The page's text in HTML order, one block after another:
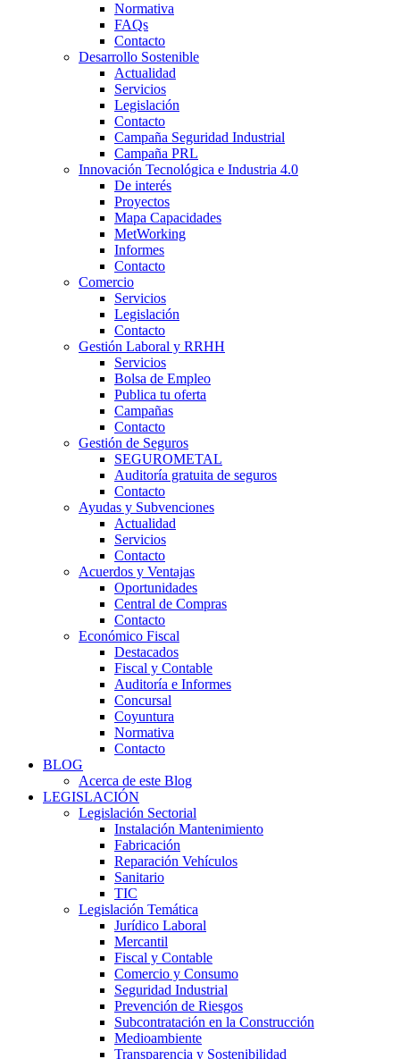
Normativa
FAQs
Contacto
Desarrollo Sostenible
Actualidad
Servicios
Legislación
Contacto
Campaña Seguridad Industrial
Campaña PRL
Innovación Tecnológica e Industria 4.0
De interés
Proyectos
Mapa Capacidades
MetWorking
Informes
Contacto
Comercio
Servicios
Legislación
Contacto
Gestión Laboral y RRHH
Servicios
Bolsa de Empleo
Publica tu oferta
Campañas
Contacto
Gestión de Seguros
SEGUROMETAL
Auditoría gratuita de seguros
Contacto
Ayudas y Subvenciones
Actualidad
Servicios
Contacto
Acuerdos y Ventajas
Oportunidades
Central de Compras
Contacto
Económico Fiscal
Destacados
Fiscal y Contable
Auditoría e Informes
Concursal
Coyuntura
Normativa
Contacto
BLOG
Acerca de este Blog
LEGISLACIÓN
Legislación Sectorial
Instalación Mantenimiento
Fabricación
Reparación Vehículos
Sanitario
TIC
Legislación Temática
Jurídico Laboral
Mercantil
Fiscal y Contable
Comercio y Consumo
Seguridad Industrial
Prevención de Riesgos
Subcontratación en la Construcción
Medioambiente
Transparencia y Sostenibilidad